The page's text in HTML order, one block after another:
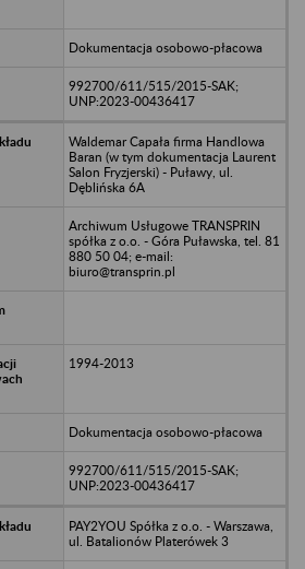
Dokumentacja osobowo-płacowa
992700/611/515/2015-SAK;
UNP:2023-00436417
Waldemar Capała firma Handlowa
Baran (w tym dokumentacja Laurent
Salon Fryzjerski) - Puławy, ul.
Dęblińska 6A
Archiwum Usługowe TRANSPRIN
spółka z o.o. - Góra Puławska, tel. 81
880 50 04; e-mail:
biuro@transprin.pl
1994-2013
Dokumentacja osobowo-płacowa
992700/611/515/2015-SAK;
UNP:2023-00436417
PAY2YOU Spółka z o.o. - Warszawa,
ul. Batalionów Platerówek 3